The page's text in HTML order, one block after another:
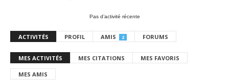
Pas d’activité récente
ACTIVITÉS PROFIL AMIS 2 FORUMS
MES ACTIVITÉS MES CITATIONS MES FAVORIS
MES AMIS